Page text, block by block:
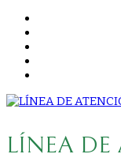
LÍNEA DE